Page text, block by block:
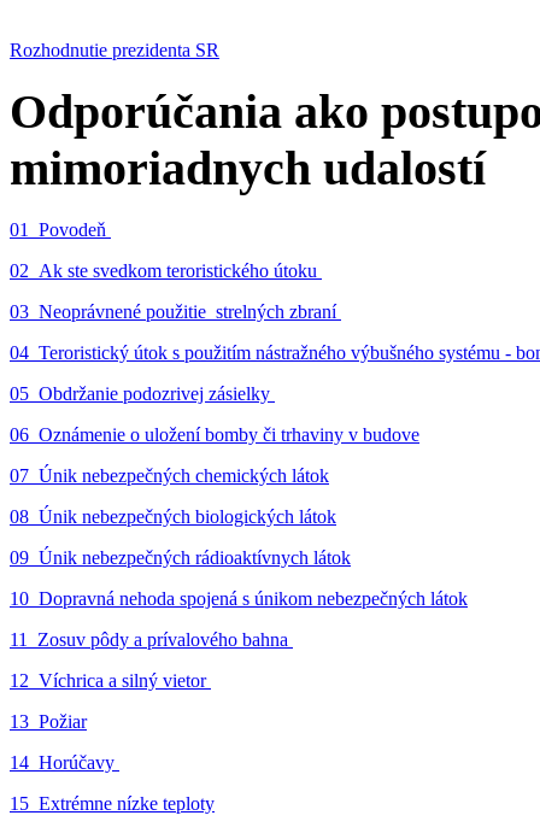
Rozhodnutie prezidenta SR
Odporúčania ako
mimoriadnych udalostí
01_Povodeň
02_Ak ste svedkom teroristického útoku
03_Neoprávnené použitie strelných zbraní
04_Teroristický útok s použitím nástražného výbušného systému -
05_Obdržanie podozrivej zásielky
06_Oznámenie o uložení bomby či trhaviny v budove
07_Únik nebezpečných chemických látok
08_Únik nebezpečných biologických látok
09_Únik nebezpečných rádioaktívnych látok
10_Dopravná nehoda spojená s únikom nebezpečných látok
11_Zosuv pôdy a prívalového bahna
12_Víchrica a silný vietor
13_Požiar
14_Horúčavy
15_Extrémne nízke teploty